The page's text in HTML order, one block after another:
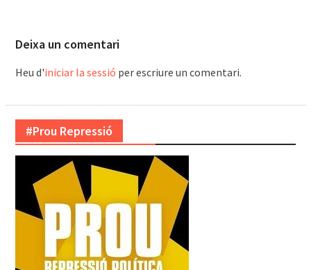
Deixa un comentari
Heu d'iniciar la sessió per escriure un comentari.
#Prou Repressió